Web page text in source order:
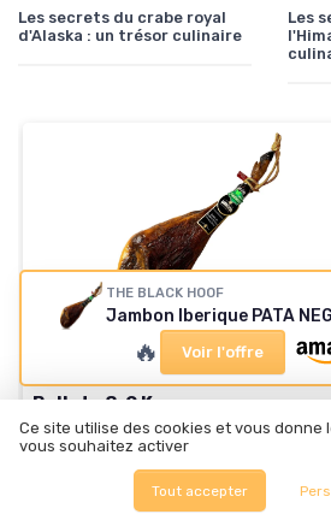
Les secrets du crabe royal
d'Alaska : un trésor culinaire
Les
THE BLACK HOOF
Jambon Iberique PATA NEGRA
Bellota 8-9 Kg
＋ Produit100% naturel
Élevé avec desglands
THE BLACK HOOF
Jambon Iberique PATA
🔥 Voir l'offre
Ce site utilise des cookies et vous donne
vous souhaitez activer
Tout accepter